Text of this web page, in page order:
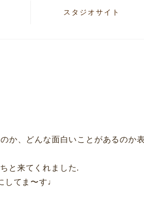
スタジオサイト
か、どんな面白いことがあるのか
と来てくれました.
してま〜す♩